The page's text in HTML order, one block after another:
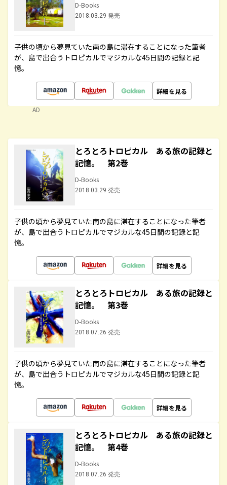
D-Books
2018.03.29 発売
子供の頃から夢見ていた南の島に滞在することになった筆者
が、島で出合うトロピカルでマジカルな45日間の記録と記
憶。
詳細を見る
AD
とろとろトロピカル ある旅の記録と
記憶。 第2巻
D-Books
2018.03.29 発売
子供の頃から夢見ていた南の島に滞在することになった筆者
が、島で出合うトロピカルでマジカルな45日間の記録と記
憶。
詳細を見る
とろとろトロピカル ある旅の記録と
記憶。 第3巻
D-Books
2018.07.26 発売
子供の頃から夢見ていた南の島に滞在することになった筆者
が、島で出合うトロピカルでマジカルな45日間の記録と記
憶。
詳細を見る
とろとろトロピカル ある旅の記録と
記憶。 第4巻
D-Books
2018.07.26 発売